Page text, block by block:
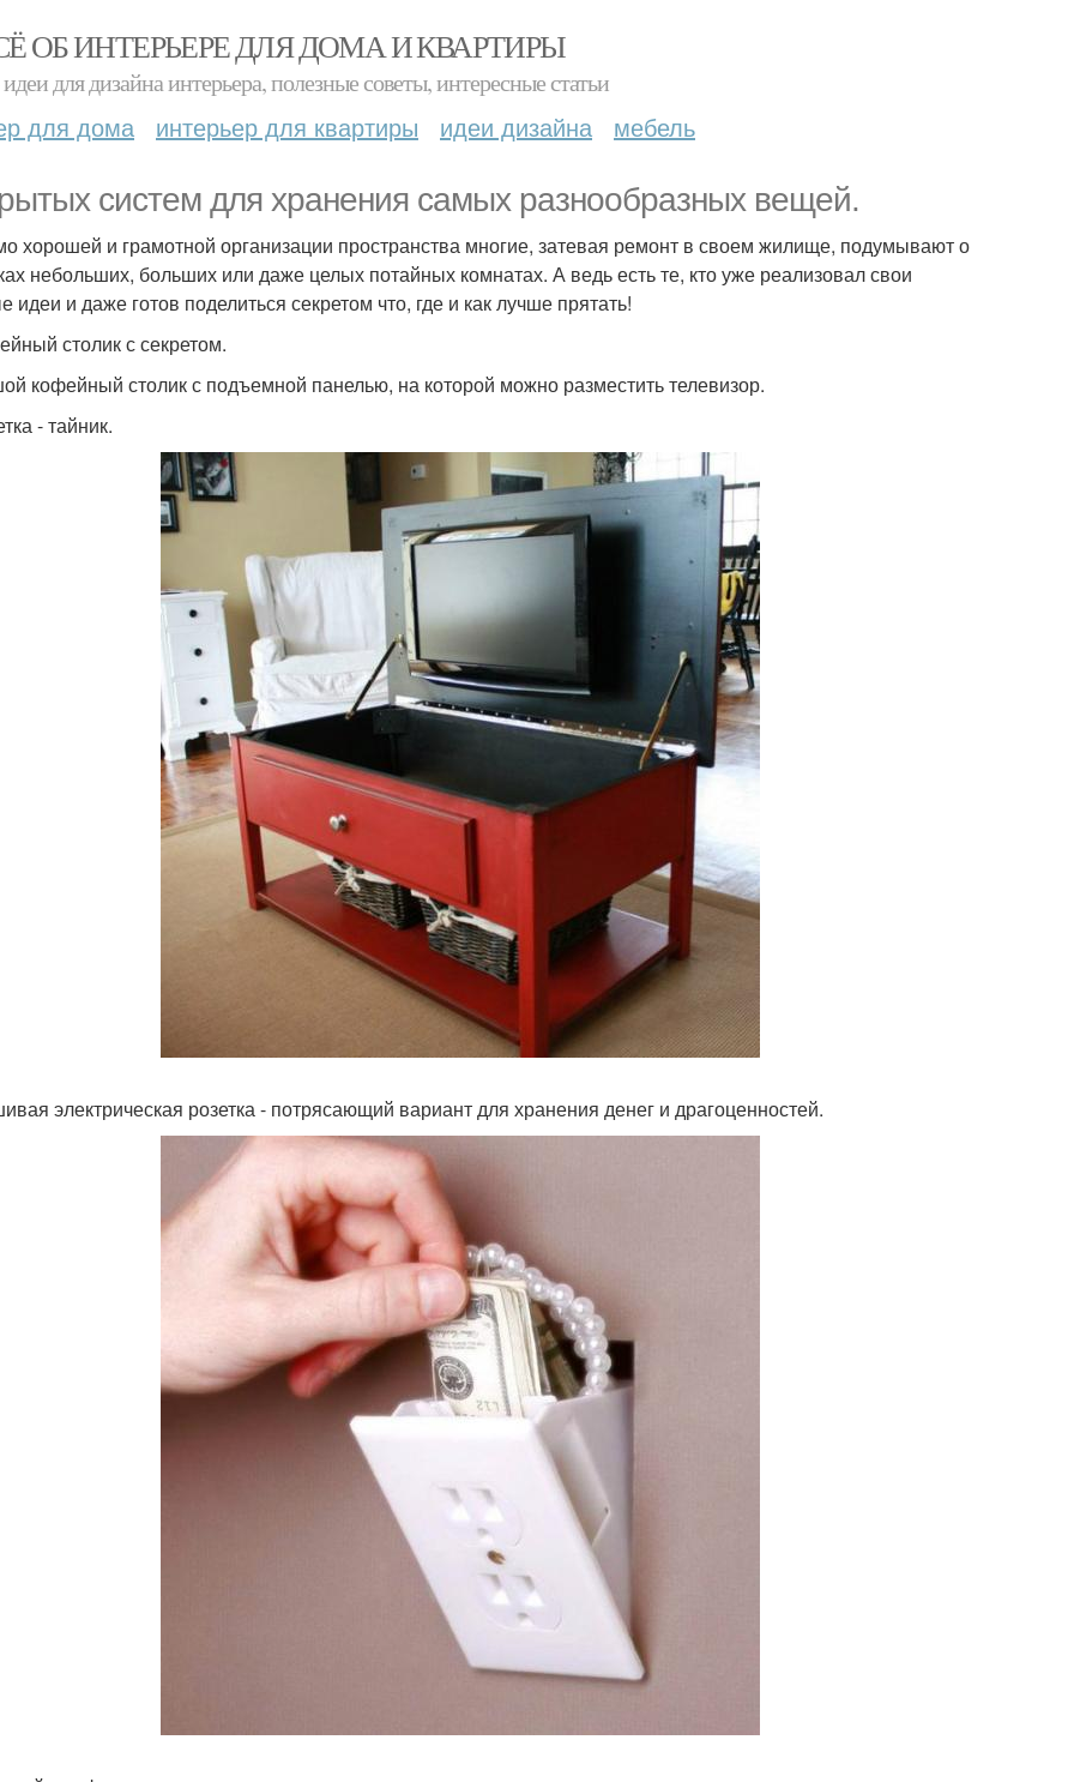
ОБ ИНТЕРЬЕРЕ ДЛЯ ДОМА И КВАРТИРЫ
для дизайна интерьера, полезные советы, интересные статьи
для дома интерьер для квартиры идеи дизайна мебель
систем для хранения самых разнообразных вещей.
хорошей и грамотной организации пространства многие, затевая ремонт в своем жилище, подумывают о
небольших, больших или даже целых потайных комнатах. А ведь есть те, кто уже реализовал свои
идеи и даже готов поделиться секретом что, где и как лучше прятать!
столик с секретом.
кофейный столик с подъемной панелью, на которой можно разместить телевизор.
- тайник.
электрическая розетка - потрясающий вариант для хранения денег и драгоценностей.